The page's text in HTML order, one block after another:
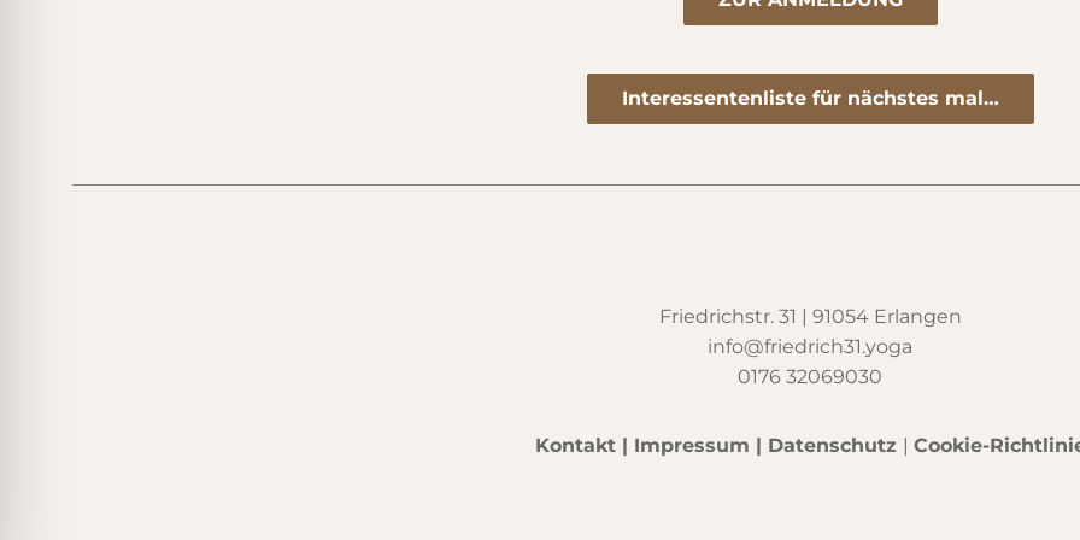
Interessentenliste für nächstes mal…
Friedrichstr. 31 | 91054 Erlangen
info@friedrich31.yoga
0176 32069030
Kontakt| Impressum Datenschutz Cookie-